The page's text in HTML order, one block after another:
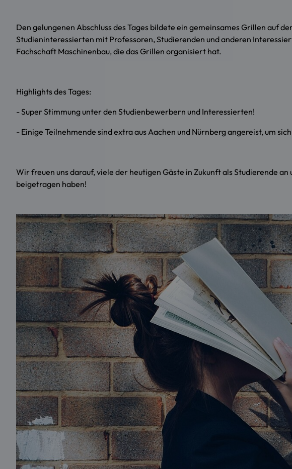
Den gelungenen Abschluss des Tages bildete ein gemeinsames Grillen auf
Studieninteressierten mit Professoren, Studierenden und anderen
Fachschaft Maschinenbau, die das Grillen organisiert hat.
Highlights des Tages:
- Super Stimmung unter den Studienbewerbern und Interessierten!
- Einige Teilnehmende sind extra aus Aachen und Nürnberg angereist, um
Wir freuen uns darauf, viele der heutigen Gäste in Zukunft als Studierende
beigetragen haben!